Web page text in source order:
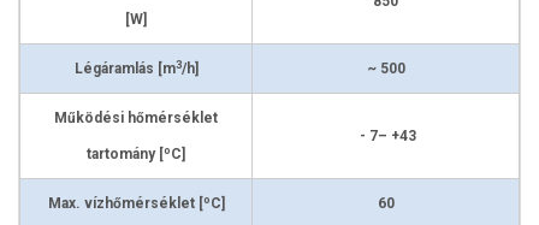
[W]
Légáramlás [m3/h] ~ 500
Működési hőmérséklet
tartomány [o C]
- 7– +43
Max. vízhőmérséklet [o C] 60